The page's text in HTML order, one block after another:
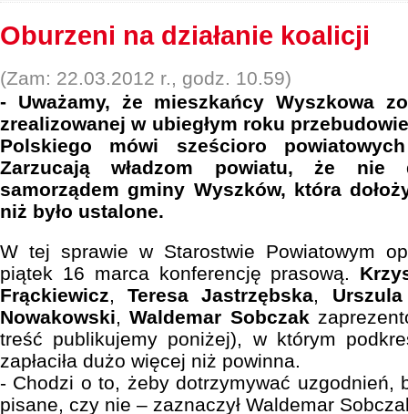
Oburzeni na działanie koalicji
(Zam: 22.03.2012 r., godz. 10.59)
- Uważamy, że mieszkańcy Wyszkowa
zrealizowanej w ubiegłym roku
Polskiego mówi sześcioro
Zarzucają władzom powiatu, że nie
samorządem gminy Wyszków, która
niż było ustalone.
W tej sprawie w Starostwie Powiatowym
piątek 16 marca konferencję prasową.
Frąckiewicz,Teresa Jastrzębska,
Nowakowski,Waldemar Sobczak
treść publikujemy poniżej), w którym
zapłaciła dużo więcej niż powinna.
- Chodzi o to, żeby dotrzymywać uzgodnień,
pisane, czy nie – zaznaczył Waldemar